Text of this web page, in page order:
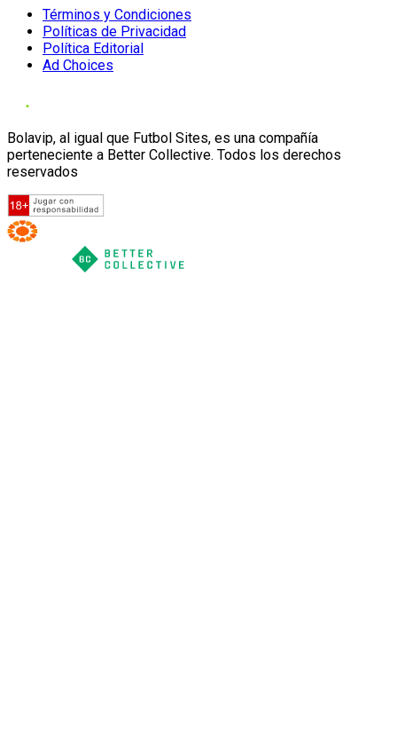
Términos y Condiciones
Políticas de Privacidad
Política Editorial
Ad Choices
Bolavip, al igual que Futbol Sites, es una compañía
perteneciente a Better Collective. Todos los derechos
reservados